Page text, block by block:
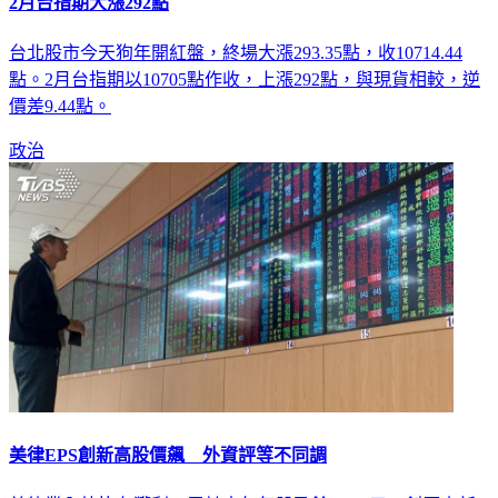
台北股市今天狗年開紅盤，終場大漲293.35點，收10714.44
點。2月台指期以10705點作收，上漲292點，與現貨相較，逆
價差9.44點。
政治
美律EPS創新高股價飆 外資評等不同調